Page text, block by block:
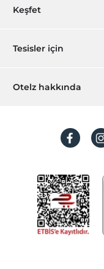
Çalışma
Printer
Günlük
Çocuk
Çocuk
Çocuk Havuzu
Ulaşım
Motorsiklet
Havaalanı
Rezervasyon yönet
Sıkça sorulan
İşlem rehberi
Keşfet
Hediye Kart
Hesap oluştur
Tesisler için
Hemen tesisinizi
Otelz hakkında
Koşullar ve şartlar
Aydınlatma metni